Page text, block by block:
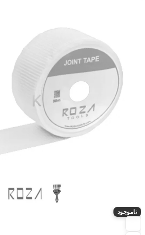
ناموجود